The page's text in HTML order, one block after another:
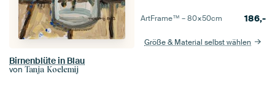
Birnenblüte in Blau
von Tanja Koelemij
ArtFrame™ –80×50cm 186,-
Größe & Material selbst wählen